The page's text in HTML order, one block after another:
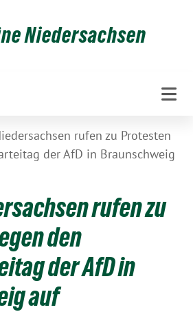
Niedersachsen
rufen zu Protesten
der AfD in Braunschweig
rufen zu
den
der AfD in
auf